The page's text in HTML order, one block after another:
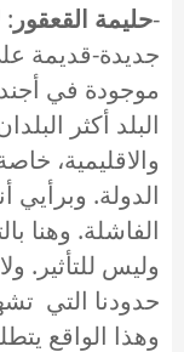
-حليمة القعقور :
جديدة-قديمة
موجودة في
البلد أكثر
والاقليمية،
الدولة. وبرأيي
الفاشلة. وهنا
وليس للتأثير.
حدودنا التي
وهذا الواقع